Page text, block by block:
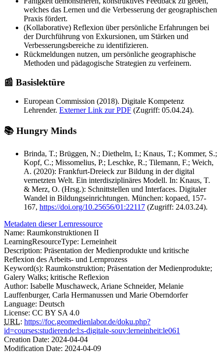
welches das Lernen und die Verbesserung der geographischen
Praxis fördert.
(Kollaborative) Reflexion über persönliche Erfahrungen bei
der Durchführung von Exkursionen, um Stärken und
Verbesserungsbereiche zu identifizieren.
Rückmeldungen nutzen, um persönliche geographische
Methoden und pädagogische Strategien zu verfeinern.
📰 Basislektüre
European Commission (2018). Digitale Kompetenz
Lehrender. Externer Link zur PDF (Zugriff: 05.04.24).
📚 Hungry Minds
Brinda, T.; Brüggen, N.; Diethelm, I.; Knaus, T.; Kommer, S.;
Kopf, C.; Missomelius, P.; Leschke, R.; Tilemann, F.; Weich,
A. (2020): Frankfurt-Dreieck zur Bildung in der digital
vernetzten Welt. Ein interdisziplinäres Modell. In: Knaus, T.
& Merz, O. (Hrsg.): Schnittstellen und Interfaces. Digitaler
Wandel in Bildungseinrichtungen. München: kopaed, 157-
167, https://doi.org/10.25656/01:22117 (Zugriff: 24.03.24).
Metadaten dieser Lernressource
Name: Raumkonstruktionen II
LearningResourceType: Lerneinheit
Description: Präsentation der Medienprodukte und kritische
Reflexion des Arbeits- und Lernprozess
Keyword(s): Raumkonstruktion; Präsentation der Medienprodukte;
Galery Walks; kritische Reflexion
Author: Isabelle Muschaweck, Ariane Schneider, Melanie
Lauffenburger, Carla Hermanussen und Marie Oberndorfer
Language: Deutsch
License: CC BY SA 4.0
URL: https://foc.geomedienlabor.de/doku.php?
id=courses:studierende:l:s-digitale-souv:lerneinheit:le061
Creation Date: 2024-04-04
Modification Date: 2024-04-09